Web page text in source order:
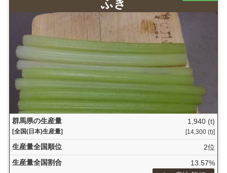
ふき
群馬県の生産量
[全国(日本)生産量]
1,940 (t)
[14,300 (t)]
生産量全国順位
2位
生産量全国割合
13.57%